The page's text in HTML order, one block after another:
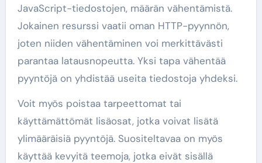
JavaScript-tiedostojen, määrän vähentämistä.
Jokainen resurssi vaatii oman HTTP-pyynnön,
joten niiden vähentäminen voi merkittävästi
parantaa latausnopeutta. Yksi tapa vähentää
pyyntöjä on yhdistää useita tiedostoja yhdeksi.
Voit myös poistaa tarpeettomat tai
käyttämättömät lisäosat, jotka voivat lisätä
ylimääräisiä pyyntöjä. Suositeltavaa on myös
käyttää kevyitä teemoja, jotka eivät sisällä